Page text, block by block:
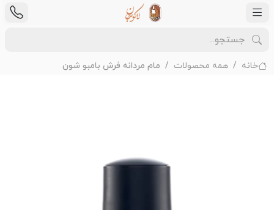
خانه همه محصولات مام مردانه فرش بامبو شون